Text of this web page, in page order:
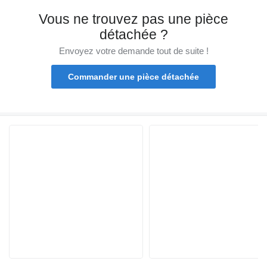
Vous ne trouvez pas une pièce
détachée ?
Envoyez votre demande tout de suite !
Commander une pièce détachée